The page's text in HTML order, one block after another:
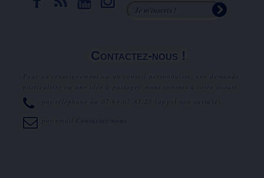
Contactez-nous !
Pour un renseignement ou un conseil personnalisé, une demande
particulière ou une idée à partager, nous sommes à votre écoute.
par téléphone au
07.64.07.81.25 (appel non surtaxé).
par email Contactez-nous